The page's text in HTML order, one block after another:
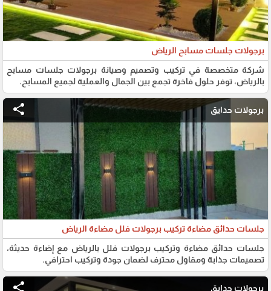
برجولات جلسات مسابح الرياض
شركة متخصصة في تركيب وتصميم وصيانة برجولات جلسات مسابح
بالرياض، توفر حلول فاخرة تجمع بين الجمال والعملية لجميع المسابح.
share برجولات حدايق
جلسات حدائق مضاءة تركيب برجولات فلل مضاءة الرياض
جلسات حدائق مضاءة وتركيب برجولات فلل بالرياض مع إضاءة حديثة،
تصميمات جذابة ومقاول محترف لضمان جودة وتركيب احترافي.
share برجولات حدايق